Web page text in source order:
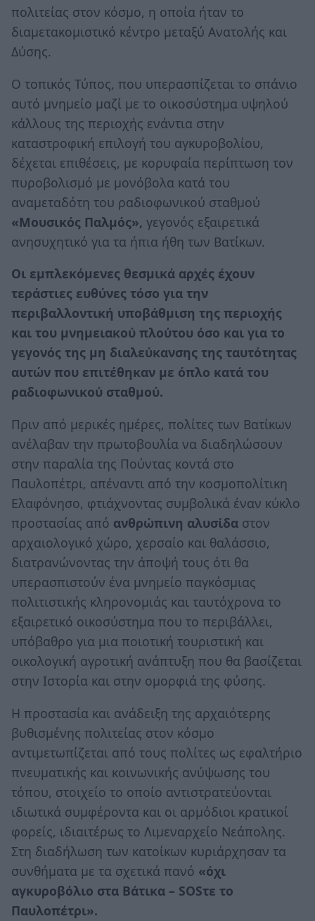
πολιτείας στον κόσμο, η οποία ήταν το
διαμετακομιστικό κέντρο μεταξύ Ανατολής και
Δύσης.
Ο τοπικός Τύπος, που υπερασπίζεται το σπάνιο
αυτό μνημείο μαζί με το οικοσύστημα υψηλού
κάλλους της περιοχής ενάντια στην
καταστροφική επιλογή του αγκυροβολίου,
δέχεται επιθέσεις, με κορυφαία περίπτωση τον
πυροβολισμό με μονόβολα κατά του
αναμεταδότη του ραδιοφωνικού σταθμού
«Μουσικός Παλμός», γεγονός εξαιρετικά
ανησυχητικό για τα ήπια ήθη των Βατίκων.
Οι εμπλεκόμενες θεσμικά αρχές έχουν
τεράστιες ευθύνες τόσο για την
περιβαλλοντική υποβάθμιση της περιοχής
και του μνημειακού πλούτου όσο και για το
γεγονός της μη διαλεύκανσης της ταυτότητας
αυτών που επιτέθηκαν με όπλο κατά του
ραδιοφωνικού σταθμού.
Πριν από μερικές ημέρες, πολίτες των Βατίκων
ανέλαβαν την πρωτοβουλία να διαδηλώσουν
στην παραλία της Πούντας κοντά στο
Παυλοπέτρι, απέναντι από την κοσμοπολίτικη
Ελαφόνησο, φτιάχνοντας συμβολικά έναν κύκλο
προστασίας από ανθρώπινη αλυσίδα στον
αρχαιολογικό χώρο, χερσαίο και θαλάσσιο,
διατρανώνοντας την άποψή τους ότι θα
υπερασπιστούν ένα μνημείο παγκόσμιας
πολιτιστικής κληρονομιάς και ταυτόχρονα το
εξαιρετικό οικοσύστημα που το περιβάλλει,
υπόβαθρο για μια ποιοτική τουριστική και
οικολογική αγροτική ανάπτυξη που θα βασίζεται
στην Ιστορία και στην ομορφιά της φύσης.
Η προστασία και ανάδειξη της αρχαιότερης
βυθισμένης πολιτείας στον κόσμο
αντιμετωπίζεται από τους πολίτες ως εφαλτήριο
πνευματικής και κοινωνικής ανύψωσης του
τόπου, στοιχείο το οποίο αντιστρατεύονται
ιδιωτικά συμφέροντα και οι αρμόδιοι κρατικοί
φορείς, ιδιαιτέρως το Λιμεναρχείο Νεάπολης.
Στη διαδήλωση των κατοίκων κυριάρχησαν τα
συνθήματα με τα σχετικά πανό «όχι
αγκυροβόλιο στα Βάτικα – SOSτε το
Παυλοπέτρι».